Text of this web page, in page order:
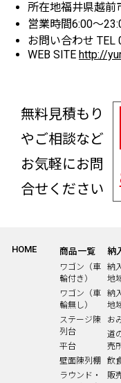
所在地福井県越前
営業時間6:00～
お問い合わせ TEL
WEB SITE http://
無料見積もり
やご相談など
お気軽にお問
合せください
HOME 商品一覧
ワゴン（車
輪付き）
ワゴン（車
輪無し）
ステージ陳
列台
平台
壁面陳列棚
ラウンド・
納
納
地
納
地
お
道
売
飲
販